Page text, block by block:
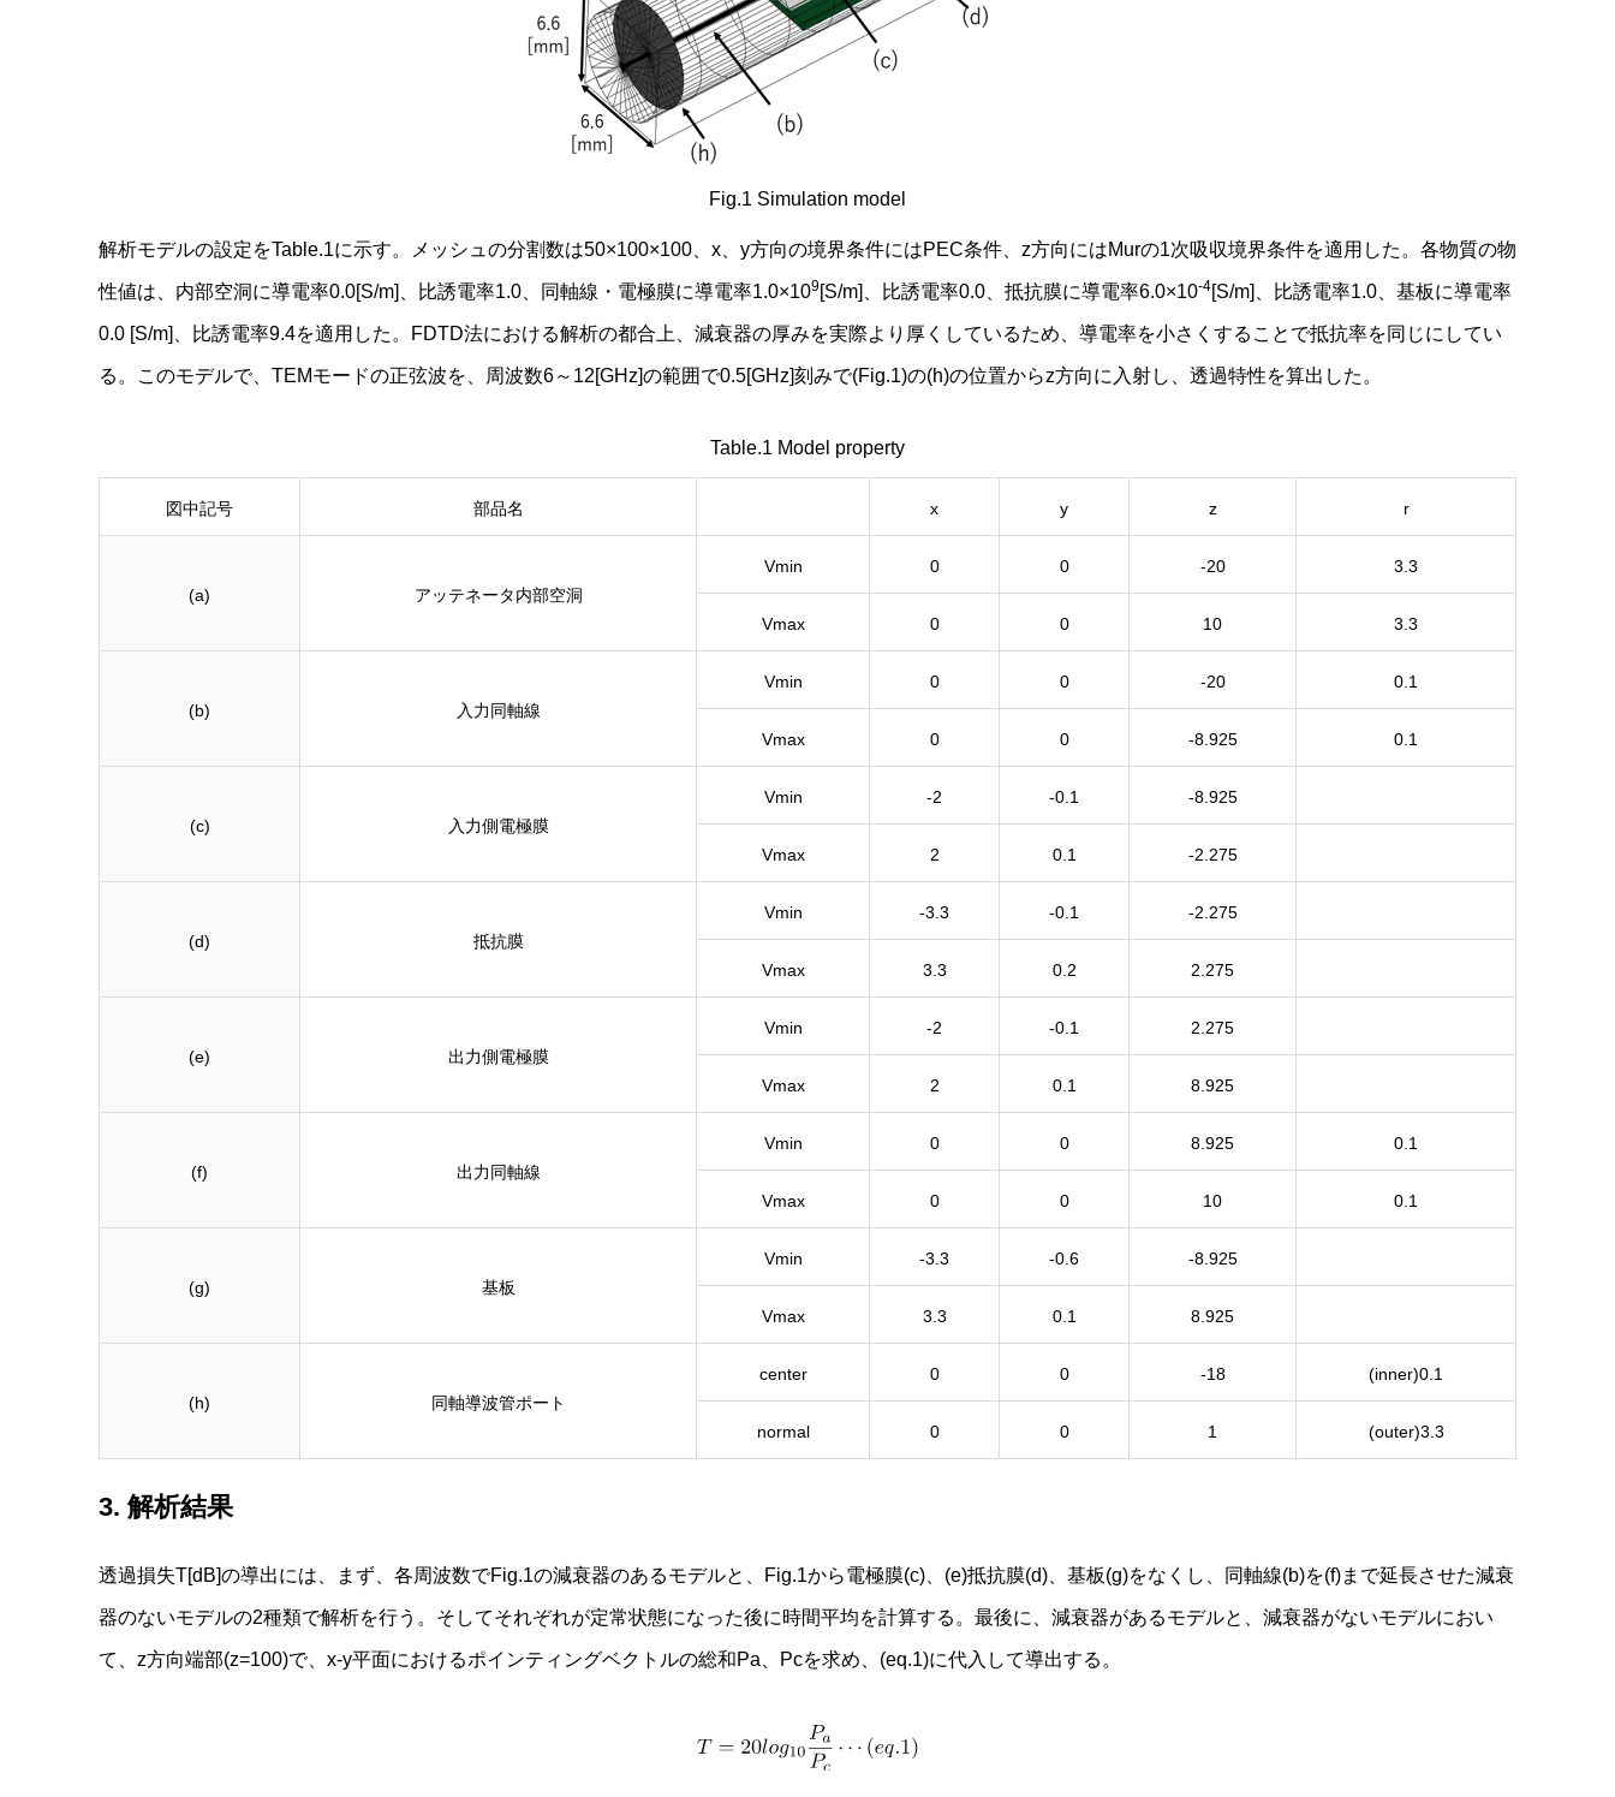
Fig.1 Simulation model
解析モデルの設定をTable.1に示す。メッシュの分割数は50×100×100、x、y方向の境界条件にはPEC条件、z方向にはMurの1次吸収境界条件を適用した。各物質の物
性値は、内部空洞に導電率0.0[S/m]、比誘電率1.0、同軸線・電極膜に導電率1.0×109[S/m]、比誘電率0.0、抵抗膜に導電率6.0×10-4[S/m]、比誘電率1.0、基板に導電率
0.0 [S/m]、比誘電率9.4を適用した。FDTD法における解析の都合上、減衰器の厚みを実際より厚くしているため、導電率を小さくすることで抵抗率を同じにしてい
る。このモデルで、TEMモードの正弦波を、周波数6～12[GHz]の範囲で0.5[GHz]刻みで(Fig.1)の(h)の位置からz方向に入射し、透過特性を算出した。
Table.1 Model property
図中記号 部品名 x y z r
(a) アッテネータ内部空洞
Vmin 0 0 -20 3.3
Vmax 0 0 10 3.3
(b) 入力同軸線
Vmin 0 0 -20 0.1
Vmax 0 0 -8.925 0.1
(c) 入力側電極膜
Vmin -2 -0.1 -8.925
Vmax 2 0.1 -2.275
(d) 抵抗膜
Vmin -3.3 -0.1 -2.275
Vmax 3.3 0.2 2.275
(e) 出力側電極膜
Vmin -2 -0.1 2.275
Vmax 2 0.1 8.925
(f) 出力同軸線
Vmin 0 0 8.925 0.1
Vmax 0 0 10 0.1
(g) 基板
Vmin -3.3 -0.6 -8.925
Vmax 3.3 0.1 8.925
(h) 同軸導波管ポート
center 0 0 -18 (inner)0.1
normal 0 0 1 (outer)3.3
3. 解析結果
透過損失T[dB]の導出には、まず、各周波数でFig.1の減衰器のあるモデルと、Fig.1から電極膜(c)、(e)抵抗膜(d)、基板(g)をなくし、同軸線(b)を(f)まで延長させた減衰
器のないモデルの2種類で解析を行う。そしてそれぞれが定常状態になった後に時間平均を計算する。最後に、減衰器があるモデルと、減衰器がないモデルにおい
て、z方向端部(z=100)で、x-y平面におけるポインティングベクトルの総和Pa、Pcを求め、(eq.1)に代入して導出する。